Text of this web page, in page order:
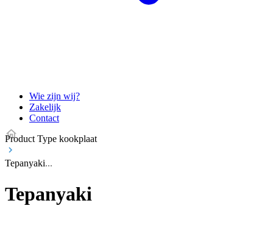
Wie zijn wij?
Zakelijk
Contact
Product Type kookplaat
Tepanyaki
Tepanyaki